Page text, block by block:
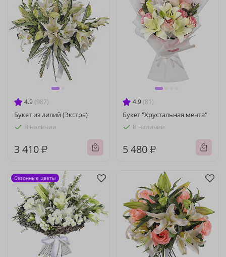
4.9 (987)
Букет из лилий (Экстра)
В наличии
3 410 ₽
4.9 (81)
Букет "Хрустальная мечта"
В наличии
5 480 ₽
Сезонные цветы